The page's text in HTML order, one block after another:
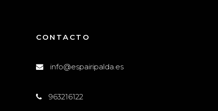
CONTACTO
info@espairipalda.es
963216122